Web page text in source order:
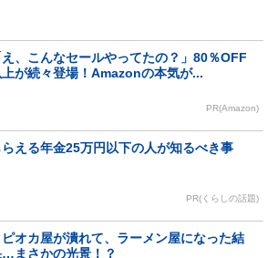
え、こんなセールやってたの？」80％OFF
上が続々登場！Amazonの本気が...
PR(Amazon)
らえる年金25万円以下の人が知るべき事
PR(くらしの話題)
ピオカ屋が潰れて、ラーメン屋になった結
まさかの光景！？